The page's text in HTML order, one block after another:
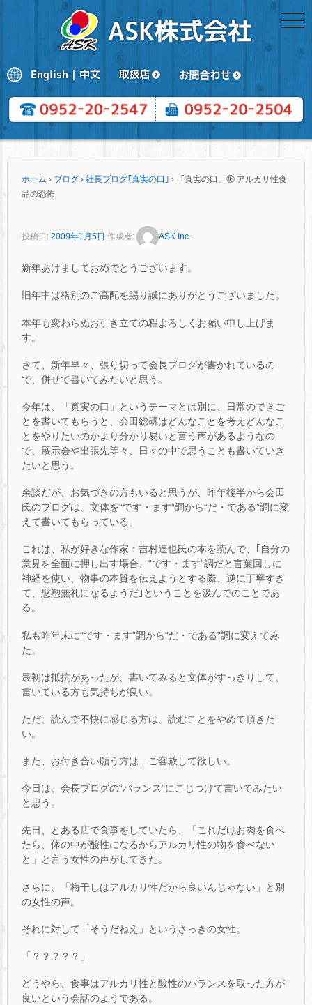
ホーム › ブログ › 社長ブログ｢真実の口｣ ›
「真実の口」⑯ アルカリ性食
品の恐怖
投稿日: 2009年1月5日 作成者: ASK Inc.
新年あけましておめでとうございます。
旧年中は格別のご高配を賜り誠にありがとうございました。
本年も変わらぬお引き立ての程よろしくお願い申し上げま
す。
さて、新年早々、張り切って会長ブログが書かれているの
で、併せて書いてみたいと思う。
今年は、「真実の口」というテーマとは別に、日常のできご
とを書いてもらうと、会田総研はどんなことを考えどんなこ
とをやりたいのかより分かり易いと言う声があるようなの
で、展示会や出張先等々、日々の中で思うことも書いていき
たいと思う。
余談だが、お気づきの方もいると思うが、昨年後半から会田
氏のブログは、文体を“です・ます”調から“だ・である”調に変
えて書いてもらっている。
これは、私が好きな作家：吉村達也氏の本を読んで、｢自分の
意見を全面に押し出す場合、“です・ます”調だと言葉回しに
神経を使い、物事の本質を伝えようとする際、逆に丁寧すぎ
て、慇懃無礼になるようだ｣ということを汲んでのことであ
る。
私も昨年末に“です・ます”調から“だ・である”調に変えてみ
た。
最初は抵抗があったが、書いてみると文体がすっきりして、
書いている方も気持ちが良い。
ただ、読んで不快に感じる方は、読むことをやめて頂きた
い。
また、お付き合い願う方は、ご容赦して欲しい。
今日は、会長ブログの“バランス”にこじつけて書いてみたい
と思う。
先日、とある店で食事をしていたら、「これだけお肉を食べ
たら、体の中が酸性になるからアルカリ性の物を食べない
と」と言う女性の声がしてきた。
さらに、「梅干しはアルカリ性だから良いんじゃない」と別
の女性の声。
それに対して「そうだねえ」というさっきの女性。
「？？？？？」
どうやら、食事はアルカリ性と酸性のバランスを取った方が
良いという会話のようである。